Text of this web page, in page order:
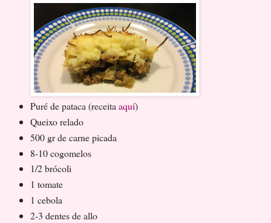
Puré de pataca (receita aquí)
Queixo relado
500 gr de carne picada
8-10 cogomelos
1/2 brócoli
1 tomate
1 cebola
2-3 dentes de allo